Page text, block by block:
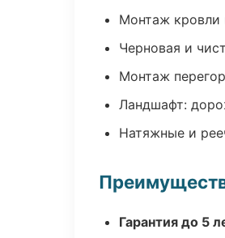
Монтаж кровли
Черновая и
Монтаж
Ландшафт:
Натяжные и
Гарантия до 5